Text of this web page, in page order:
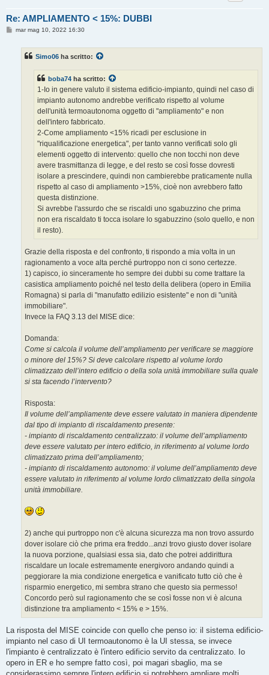
Re: AMPLIAMENTO < 15%: DUBBI
Mmar mag 10, 2022 16:30
Simo06 ha scritto:
boba74 ha scritto:
1-Io in genere valuto il sistema edificio-impianto, quindi nel caso di
impianto autonomo andrebbe verificato rispetto al volume
dell'unità termoautonoma oggetto di "ampliamento" e non
dell'intero fabbricato.
2-Come ampliamento <15% ricadi per esclusione in
"riqualificazione energetica", per tanto vanno verificati solo gli
elementi oggetto di intervento: quello che non tocchi non deve
avere trasmittanza di legge, e del resto se così fosse dovresti
isolare a prescindere, quindi non cambierebbe praticamente nulla
rispetto al caso di ampliamento >15%, cioè non avrebbero fatto
questa distinzione.
Si avrebbe l'assurdo che se riscaldi uno sgabuzzino che prima
non era riscaldato ti tocca isolare lo sgabuzzino (solo quello, e non
il resto).
Grazie della risposta e del confronto, ti rispondo a mia volta in un
ragionamento a voce alta perché purtroppo non ci sono certezze.
1) capisco, io sinceramente ho sempre dei dubbi su come trattare la
casistica ampliamento poiché nel testo della delibera (opero in Emilia
Romagna) si parla di "manufatto edilizio esistente" e non di "unità
immobiliare".
Invece la FAQ 3.13 del MISE dice:
Domanda:
Come si calcola il volume dell’ampliamento per verificare se maggiore
o minore del 15%? Si deve calcolare rispetto al volume lordo
climatizzato dell’intero edificio o della sola unità immobiliare sulla quale
si sta facendo l’intervento?
Risposta:
Il volume dell’ampliamente deve essere valutato in maniera dipendente
dal tipo di impianto di riscaldamento presente:
- impianto di riscaldamento centralizzato: il volume dell’ampliamento
deve essere valutato per intero edificio, in riferimento al volume lordo
climatizzato prima dell’ampliamento;
- impianto di riscaldamento autonomo: il volume dell’ampliamento deve
essere valutato in riferimento al volume lordo climatizzato della singola
unità immobiliare.
2) anche qui purtroppo non c'è alcuna sicurezza ma non trovo assurdo
dover isolare ciò che prima era freddo...anzi trovo giusto dover isolare
la nuova porzione, qualsiasi essa sia, dato che potrei addirittura
riscaldare un locale estremamente energivoro andando quindi a
peggiorare la mia condizione energetica e vanificato tutto ciò che è
risparmio energetico, mi sembra strano che questo sia permesso!
Concordo però sul ragionamento che se così fosse non vi è alcuna
distinzione tra ampliamento < 15% e > 15%.
La risposta del MISE coincide con quello che penso io: il sistema edificio-
impianto nel caso di UI termoautonomo è la UI stessa, se invece
l'impianto è centralizzato è l'intero edificio servito da centralizzato. Io
opero in ER e ho sempre fatto così, poi magari sbaglio, ma se